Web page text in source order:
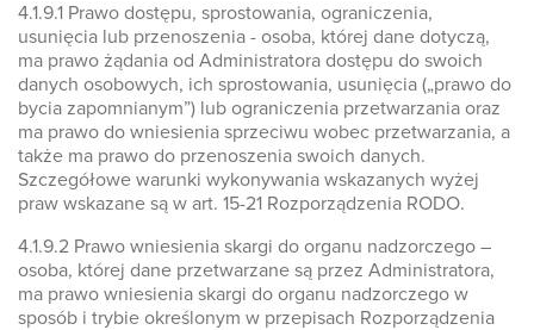
4.1.9.1 Prawo dostępu, sprostowania, ograniczenia,
usunięcia lub przenoszenia - osoba, której dane dotyczą,
ma prawo żądania od Administratora dostępu do swoich
danych osobowych, ich sprostowania, usunięcia („prawo do
bycia zapomnianym”) lub ograniczenia przetwarzania oraz
ma prawo do wniesienia sprzeciwu wobec przetwarzania, a
także ma prawo do przenoszenia swoich danych.
Szczegółowe warunki wykonywania wskazanych wyżej
praw wskazane są w art. 15-21 Rozporządzenia RODO.
4.1.9.2 Prawo wniesienia skargi do organu nadzorczego –
osoba, której dane przetwarzane są przez Administratora,
ma prawo wniesienia skargi do organu nadzorczego w
sposób i trybie określonym w przepisach Rozporządzenia